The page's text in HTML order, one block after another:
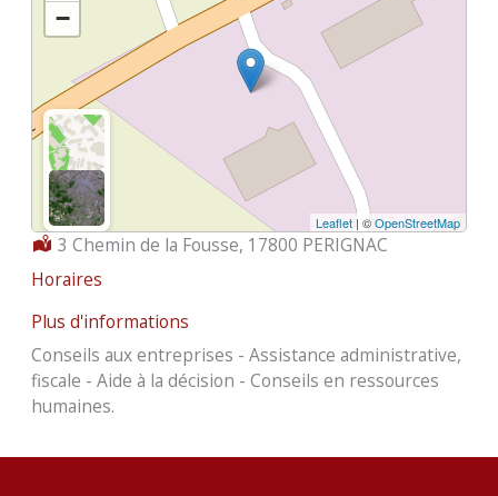
−
Leaflet | ©OpenStreetMap
Localisation :
3 Chemin de la Fousse, 17800 PERIGNAC
Horaires
Plus d'informations
Conseils aux entreprises - Assistance administrative,
fiscale - Aide à la décision - Conseils en ressources
humaines.